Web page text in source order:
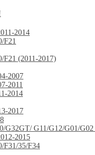
2014
F21
F21 (2011-2017)
2007
2011
2014
2017
G32GT/ G11/G12/G01/G02
2015
F31/35/F34